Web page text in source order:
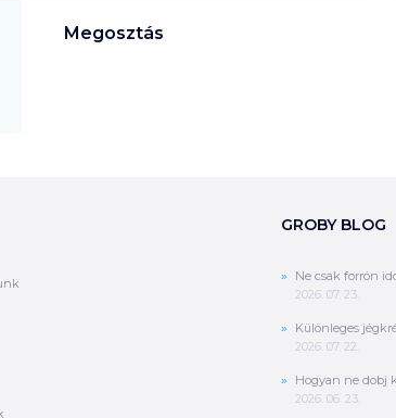
Megosztás
GROBY BLOG
Ne csak forrón
2026. 07. 23.
Különleges
2026. 07. 22.
Hogyan ne dobj
2026. 06. 23.